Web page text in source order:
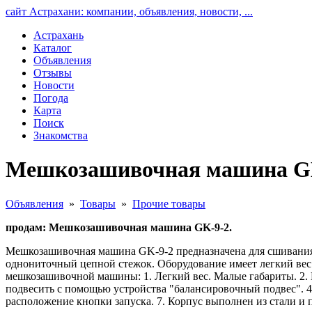
сайт Астрахани: компании, объявления, новости, ...
Астрахань
Каталог
Объявления
Отзывы
Новости
Погода
Карта
Поиск
Знакомства
Мешкозашивочная машина
Объявления » Товары » Прочие товары
продам: Мешкозашивочная машина GK-9-2.
Мешкозашивочная машина GK-9-2 предназначена для
однониточный цепной стежок. Оборудование имеет легкий
мешкозашивочной машины: 1. Легкий вес. Малые габариты.
подвесить с помощью устройства "балансировочный
расположение кнопки запуска. 7. Корпус выполнен из стали